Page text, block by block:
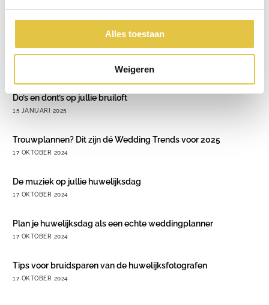
Alles toestaan
Weigeren
zowel de aanloop naar als de dag zelf.
Do’s en dont’s op jullie bruiloft
15 JANUARI 2025
Trouwplannen? Dit zijn dé Wedding Trends voor 2025
17 OKTOBER 2024
De muziek op jullie huwelijksdag
17 OKTOBER 2024
Plan je huwelijksdag als een echte weddingplanner
17 OKTOBER 2024
Tips voor bruidsparen van de huwelijksfotografen
17 OKTOBER 2024